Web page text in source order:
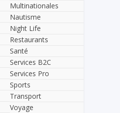
Multinationales
Nautisme
Night Life
Restaurants
Santé
Services B2C
Services Pro
Sports
Transport
Voyage